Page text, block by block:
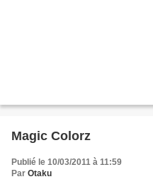
Magic Colorz
Publié le 10/03/2011 à 11:59
Par Otaku